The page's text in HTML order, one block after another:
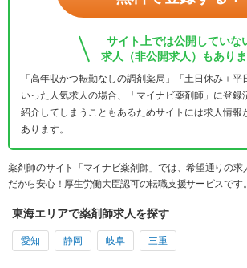
サイト上では公開していな
求人（非公開求人）もあり
「高年収かつ転勤なしの調剤薬局」「土日休み＋平
いった人気求人の場合、「マイナビ薬剤師」に登録
紹介してしまうこともあるためサイトには求人情報
あります。
薬剤師のサイト「マイナビ薬剤師」では、希望通りの求
だから安心！厚生労働大臣認可の転職支援サービスです。
東海エリアで薬剤師求人を探す
愛知 静岡 岐阜 三重